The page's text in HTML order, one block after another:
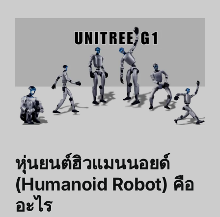
หุ่นยนต์ฮิวแมนนอยด์
(Humanoid Robot) คือ
อะไร